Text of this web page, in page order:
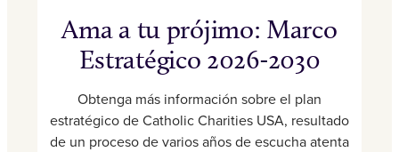
Ama a tu prójimo: Marco
Estratégico 2026-2030
Obtenga más información sobre el plan
estratégico de Catholic Charities USA, resultado
de un proceso de varios años de escucha atenta